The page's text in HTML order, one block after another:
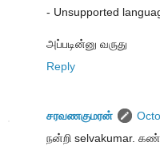
- Unsupported
அப்படின்னு வருது
Reply
சரவணகுமரன்
நன்றி selvakumar.